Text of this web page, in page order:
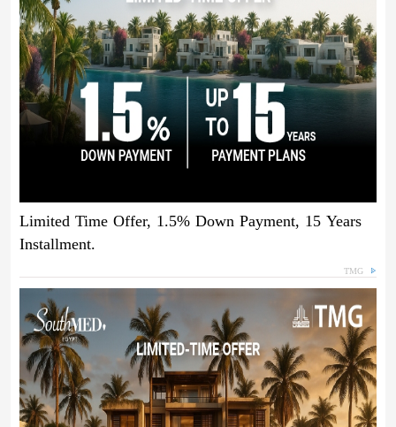
Limited Time Offer, 1.5% Down Payment, 15 Years
Installment.
TMG